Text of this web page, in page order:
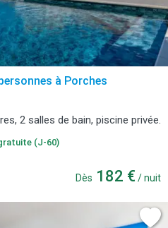
à Porches
2 salles de bain, piscine privée.
(J-60)
Dès 182 € / nuit